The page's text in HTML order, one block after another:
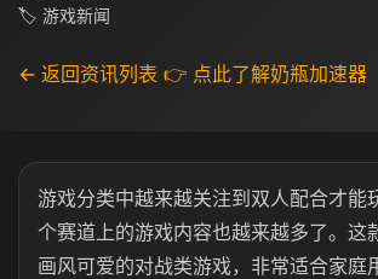
🏷 游戏新闻
← 返回资讯列表 👉 点此了解奶瓶加速器
游戏分类中越来越关注到双人配合才能
个赛道上的游戏内容也越来越多了。这
画风可爱的对战类游戏，非常适合家庭